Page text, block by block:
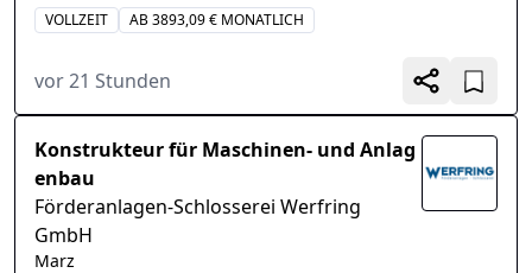
VOLLZEIT AB 3893,09 € MONATLICH
vor 21 Stunden
Konstrukteur für Maschinen- und Anlag
enbau
Förderanlagen-Schlosserei Werfring
GmbH
Marz